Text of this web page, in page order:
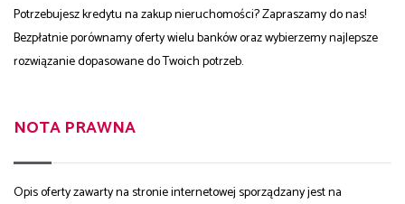
Potrzebujesz kredytu na zakup nieruchomości? Zapraszamy do nas!
Bezpłatnie porównamy oferty wielu banków oraz wybierzemy najlepsze
rozwiązanie dopasowane do Twoich potrzeb.
NOTA PRAWNA
Opis oferty zawarty na stronie internetowej sporządzany jest na